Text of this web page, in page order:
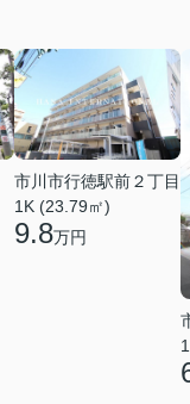
市川市行徳駅前２丁目
1K (23.79㎡)
9.8万円